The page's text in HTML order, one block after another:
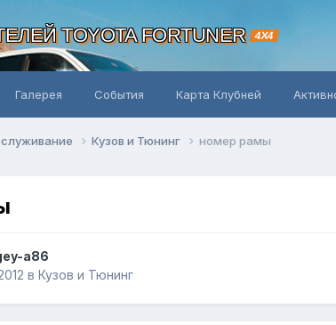
TOYOTA FORTUNER 4X4
Галерея События Карта Клубней
Кузов и Тюнинг номер рамы
a86
в Кузов и Тюнинг